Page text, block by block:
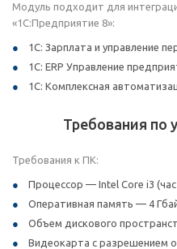
Модуль подходит для
«1С:Предприятие 8»:
1С: Зарплата и управление
1С: ERP Управление
1С: Комплексная
Требования по
Требования к ПК:
Процессор — Intel Core i3
Оперативная память — 4
Объем дискового
Видеокарта с разрешением